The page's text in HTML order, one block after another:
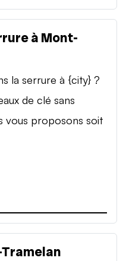
à Mont-
la serrure à {city} ?
de clé sans
vous proposons soit